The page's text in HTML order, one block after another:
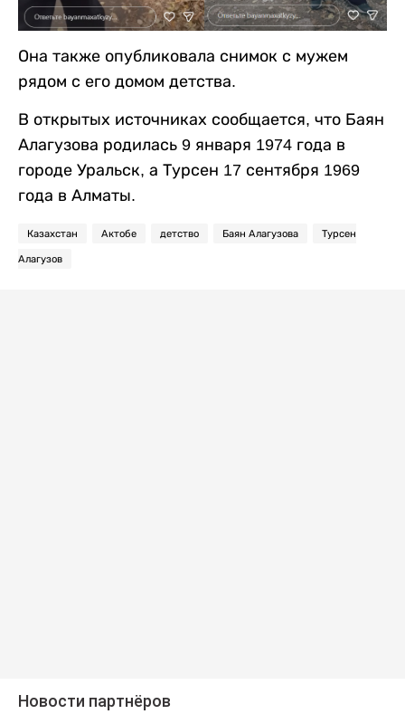
Она также опубликовала снимок с мужем
рядом с его домом детства.
В открытых источниках сообщается, что Баян
Алагузова родилась 9 января 1974 года в
городе Уральск, а Турсен 17 сентября 1969
года в Алматы.
Казахстан Актобе детство Баян Алагузова Турсен
Алагузов